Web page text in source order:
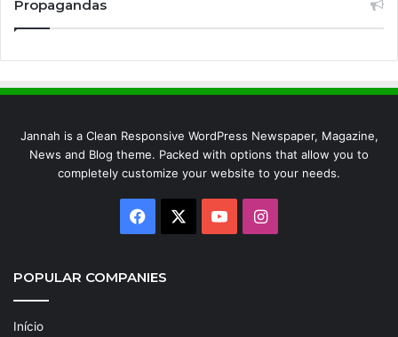
Propagandas
Jannah is a Clean Responsive WordPress Newspaper, Magazine,
News and Blog theme. Packed with options that allow you to
completely customize your website to your needs.
Facebook YouTubeInstagram
POPULAR COMPANIES
Início